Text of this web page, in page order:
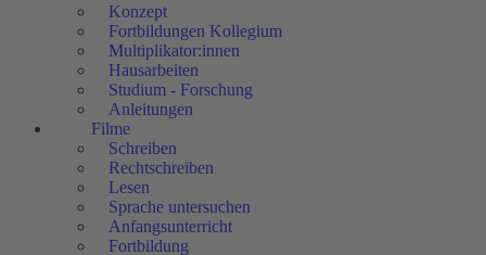
Konzept
Fortbildungen Kollegium
Multiplikator:innen
Hausarbeiten
Studium - Forschung
Anleitungen
Filme
Schreiben
Rechtschreiben
Lesen
Sprache untersuchen
Anfangsunterricht
Fortbildung